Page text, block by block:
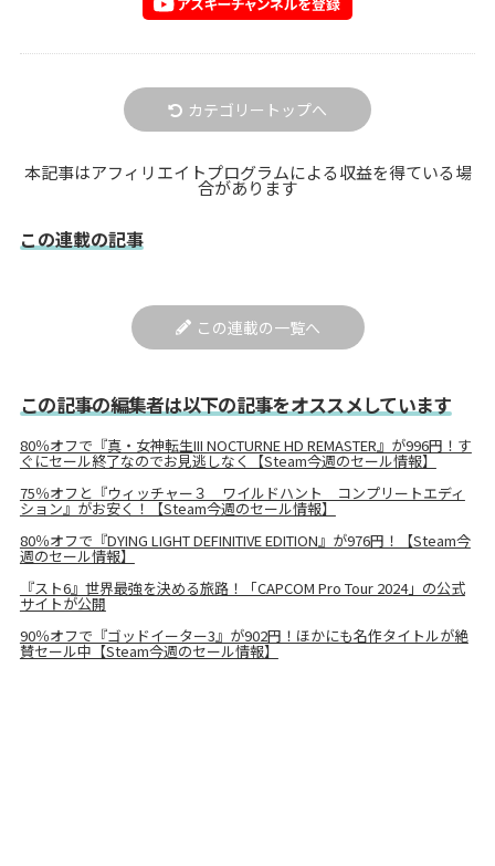
カテゴリートップへ
本記事はアフィリエイトプログラムによる収益を得ている場
合があります
この連載の記事
この連載の一覧へ
この記事の編集者は以下の記事をオススメしています
80％オフで『真・女神転生III NOCTURNE HD REMASTER』が996円！す
ぐにセール終了なのでお見逃しなく【Steam今週のセール情報】
75％オフと『ウィッチャー３ ワイルドハント コンプリートエディ
ション』がお安く！【Steam今週のセール情報】
80％オフで『DYING LIGHT DEFINITIVE EDITION』が976円！【Steam今
週のセール情報】
『スト6』世界最強を決める旅路！「CAPCOM Pro Tour 2024」の公式
サイトが公開
90％オフで『ゴッドイーター3』が902円！ほかにも名作タイトルが絶
賛セール中【Steam今週のセール情報】